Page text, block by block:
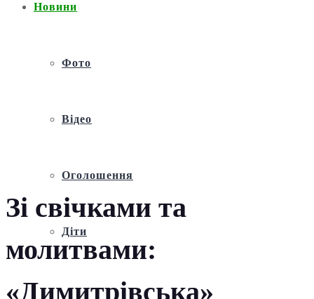
Новини
Фото
Відео
Оголошення
Діти
Зі свічками та
молитвами:
«Димитрівська»